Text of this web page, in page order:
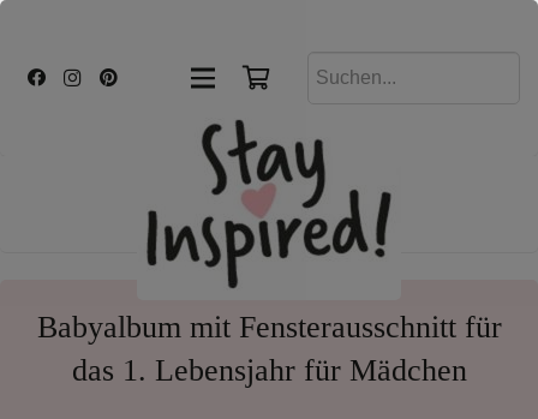
Babyalbum mit Fensterausschnitt für
das 1. Lebensjahr für Mädchen